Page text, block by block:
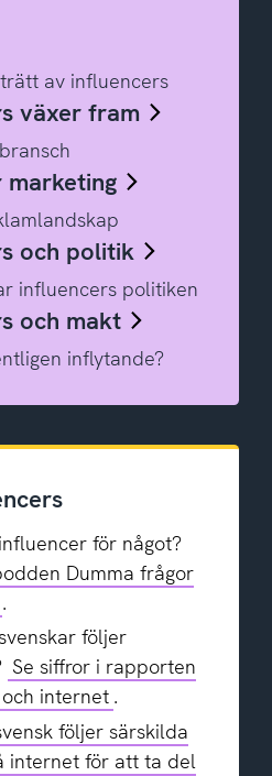
av influencers
växer fram
marketing
och politik
influencers politiken
och makt
inflytande?
för något?
Dumma frågor
.
följer
Se siffror i rapporten
internet .
följer särskilda
internet för att ta del